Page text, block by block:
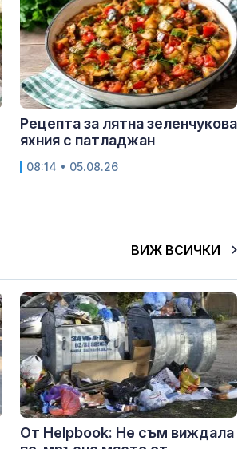
Рецепта за лятна зеленчукова
яхния с патладжан
08:14 • 05.08.26
ВИЖ ВСИЧКИ
От Helpbook: Не съм виждала